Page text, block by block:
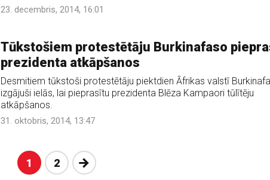
23. decembris, 2014, 16:01
Tūkstošiem protestētāju Burkinafaso
prezidenta atkāpšanos
Desmitiem tūkstoši protestētāju piektdien Āfrikas valstī
izgājuši ielās, lai pieprasītu prezidenta Blēza Kampaori tūlītēju
atkāpšanos.
31. oktobris, 2014, 13:47
1 2 Nākošā